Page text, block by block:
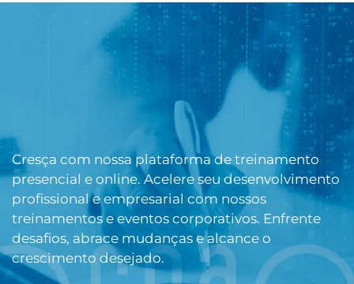
Cresça com nossa plataforma de treinamento
presencial e online. Acelere seu desenvolvimento
profissional e empresarial com nossos
treinamentos e eventos corporativos. Enfrente
desafios, abrace mudanças e alcance o
crescimento desejado.